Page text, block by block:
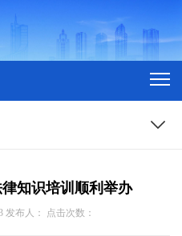
知识培训顺利举办
发布人： 点击次数：